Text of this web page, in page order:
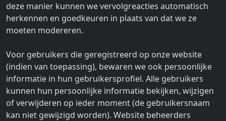
deze manier kunnen we vervolgreacties automatisch
herkennen en goedkeuren in plaats van dat we ze
moeten modereren.
Voor gebruikers die geregistreerd op onze website
(indien van toepassing), bewaren we ook persoonlijke
informatie in hun gebruikersprofiel. Alle gebruikers
kunnen hun persoonlijke informatie bekijken, wijzigen
of verwijderen op ieder moment (de gebruikersnaam
kan niet gewijzigd worden). Website beheerders